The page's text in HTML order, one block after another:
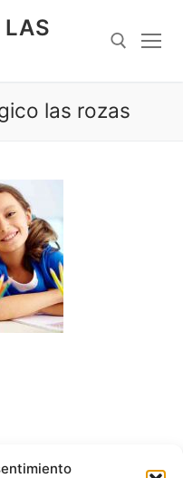
LAS
las rozas